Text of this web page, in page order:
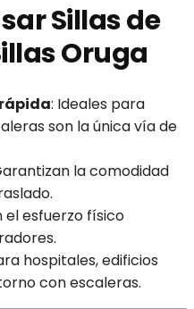
Sillas de
Oruga
: Ideales para
son la única vía de
la comodidad
el esfuerzo físico
hospitales, edificios
con escaleras.